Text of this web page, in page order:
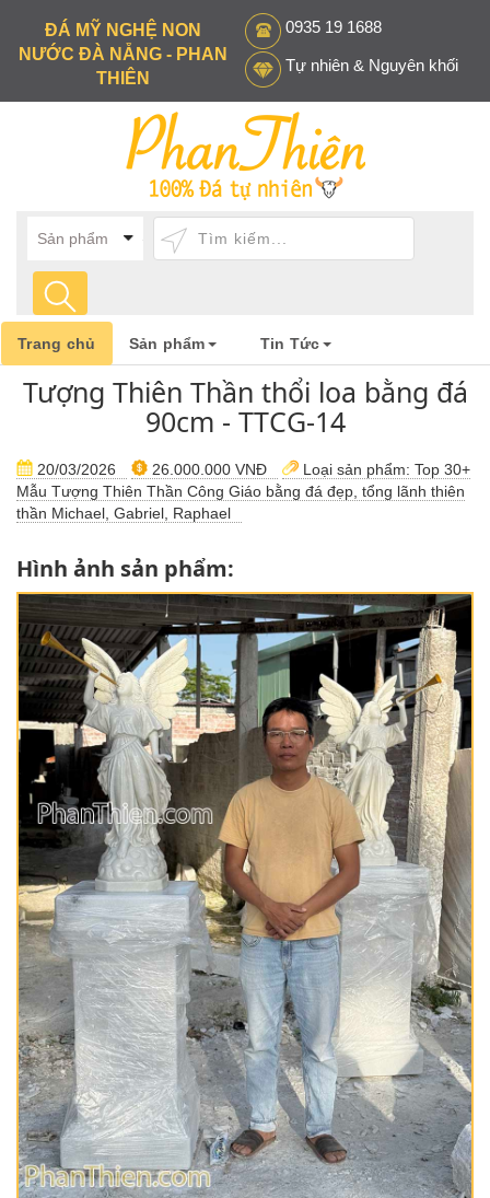
ĐÁ MỸ NGHỆ NON
NƯỚC ĐÀ NẴNG - PHAN
THIÊN
0935 19 1688
Tự nhiên & Nguyên khối
Trang chủ Sản phẩm Tin Tức
Tượng Thiên Thần thổi loa bằng đá
90cm - TTCG-14
20/03/2026 26.000.000 VNĐ Loại sản phẩm: Top 30+
Mẫu Tượng Thiên Thần Công Giáo bằng đá đẹp, tổng lãnh thiên
thần Michael, Gabriel, Raphael
Hình ảnh sản phẩm: